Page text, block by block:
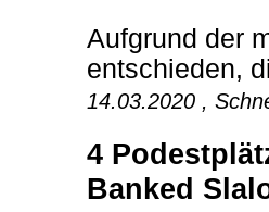
Aufgrund der
entschieden,
14.03.2020 ,
4
Banked